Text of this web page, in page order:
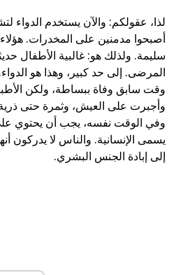
لذا، عقولكم: والآن يستخدم الدواء
أصبحوا مدمنين على المخدرات.
سليمة. ولذلك هو: غالبية الأطفال
المرضى. إلى حد كبير، وهذا هو
وقت سابق وفاة ببساطة، ولكن
يسمى الإنسانية. والناس لا يدركون
إلى إبادة الجنس البشري.